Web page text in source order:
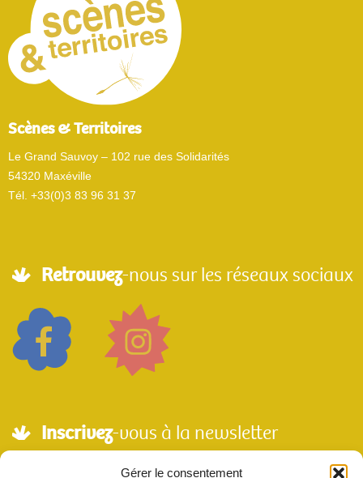
Gérer le consentement
Scènes & Territoires
Le Grand Sauvoy – 102 rue des Solidarités
54320 Maxéville
Tél. +33(0)3 83 96 31 37
Retrouvez-nous sur les réseaux sociaux
Inscrivez-vous à la newsletter